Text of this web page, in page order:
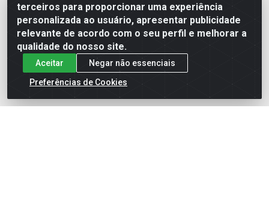
terceiros para proporcionar uma experiência
personalizada ao usuário, apresentar publicidade
relevante de acordo com o seu perfil e melhorar a
qualidade do nosso site.
Aceitar
Negar não essenciais
Preferências de Cookies
Baixe nosso APP